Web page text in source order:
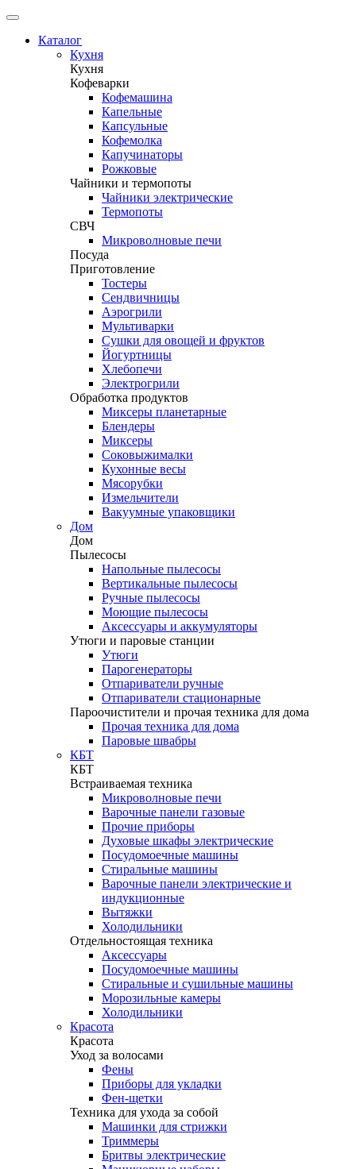
Каталог
Кухня
Кухня
Кофеварки
Кофемашина
Капельные
Капсульные
Кофемолка
Капучинаторы
Рожковые
Чайники и термопоты
Чайники электрические
Термопоты
СВЧ
Микроволновые печи
Посуда
Приготовление
Тостеры
Сендвичницы
Аэрогрили
Мультиварки
Сушки для овощей и фруктов
Йогуртницы
Хлебопечи
Электрогрили
Обработка продуктов
Миксеры планетарные
Блендеры
Миксеры
Соковыжималки
Кухонные весы
Мясорубки
Измельчители
Вакуумные упаковщики
Дом
Дом
Пылесосы
Напольные пылесосы
Вертикальные пылесосы
Ручные пылесосы
Моющие пылесосы
Аксессуары и аккумуляторы
Утюги и паровые станции
Утюги
Парогенераторы
Отпариватели ручные
Отпариватели стационарные
Пароочистители и прочая техника для дома
Прочая техника для дома
Паровые швабры
КБТ
КБТ
Встраиваемая техника
Микроволновые печи
Варочные панели газовые
Прочие приборы
Духовые шкафы электрические
Посудомоечные машины
Стиральные машины
Варочные панели электрические и
индукционные
Вытяжки
Холодильники
Отдельностоящая техника
Аксессуары
Посудомоечные машины
Стиральные и сушильные машины
Морозильные камеры
Холодильники
Красота
Красота
Уход за волосами
Фены
Приборы для укладки
Фен-щетки
Техника для ухода за собой
Машинки для стрижки
Триммеры
Бритвы электрические